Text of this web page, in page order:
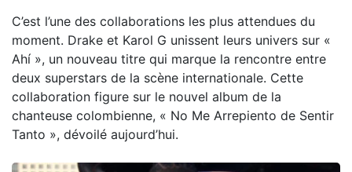
C’est l’une des collaborations les plus attendues du
moment. Drake et Karol G unissent leurs univers sur «
Ahí », un nouveau titre qui marque la rencontre entre
deux superstars de la scène internationale. Cette
collaboration figure sur le nouvel album de la
chanteuse colombienne, « No Me Arrepiento de Sentir
Tanto », dévoilé aujourd’hui.